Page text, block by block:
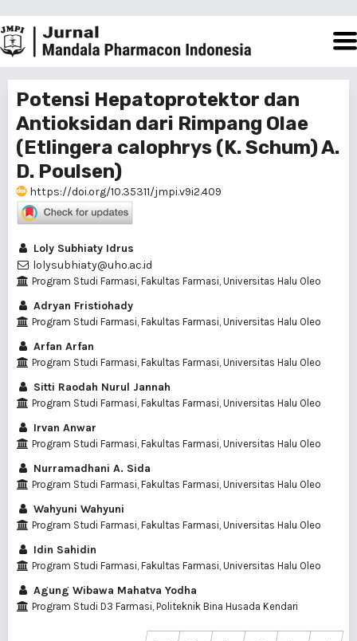
Potensi Hepatoprotektor dan
Antioksidan dari Rimpang Olae
(Etlingera calophrys (K. Schum) A.
D. Poulsen)
https://doi.org/10.35311/jmpi.v9i2.409
Loly Subhiaty Idrus
lolysubhiaty@uho.ac.id
Program Studi Farmasi, Fakultas Farmasi, Universitas Halu Oleo
Adryan Fristiohady
Program Studi Farmasi, Fakultas Farmasi, Universitas Halu Oleo
Arfan Arfan
Program Studi Farmasi, Fakultas Farmasi, Universitas Halu Oleo
Sitti Raodah Nurul Jannah
Program Studi Farmasi, Fakultas Farmasi, Universitas Halu Oleo
Irvan Anwar
Program Studi Farmasi, Fakultas Farmasi, Universitas Halu Oleo
Nurramadhani A. Sida
Program Studi Farmasi, Fakultas Farmasi, Universitas Halu Oleo
Wahyuni Wahyuni
Program Studi Farmasi, Fakultas Farmasi, Universitas Halu Oleo
Idin Sahidin
Program Studi Farmasi, Fakultas Farmasi, Universitas Halu Oleo
Agung Wibawa Mahatva Yodha
Program Studi D3 Farmasi, Politeknik Bina Husada Kendari